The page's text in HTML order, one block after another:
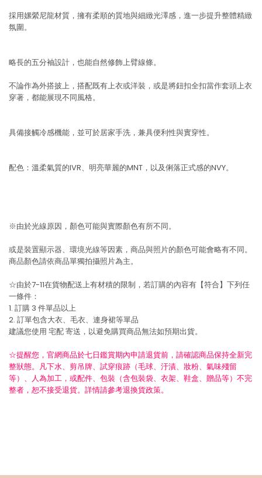
採用嫘縈尼龍材質，擁有柔順的質地與細緻光澤感，進一步提升整體精緻
氛圍。
略長的五分袖設計，也能自然修飾上臂線條。
不論作為外搭披上，搭配既有上衣或洋裝，或是將鈕扣全扣當作套頭上衣
穿著，都能展現不同風格。
具備接觸冷感機能，並可於居家手洗，兼具便利性與實穿性。
配色：溫柔氣質的IVR、明亮華麗的MNT，以及俐落正式感的NVY。
※由於光線原因，顏色可能與實際顏色有所不同。
或是裝置顯示器、環境光線等因素，商品與照片的顏色可能會略有不同。
商品顏色請依商品單獨拍攝照片為主。
☆由於7-11在貨物配送上有材積的限制，若訂購的內容有【符合】下列任
一條件：
1. 訂購 3 件單品以上
2. 訂單包含大衣、毛衣、連身裙等單品
建議您使用 宅配寄送，以避免購買商品無法如預期出貨。
☆提醒您，官網商品於七日鑑賞期內申請退貨前，請確認商品保持全新完
整狀態。凡下水、剪吊牌、試穿痕跡（毛球、汙漬、妝粉、氣味殘留
等）、人為加工，或配件、包裝（含包裝袋、衣架、鞋盒、贈品等）不完
整者，恕不接受退貨。詳情請參考退換貨政策。